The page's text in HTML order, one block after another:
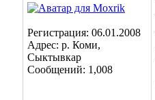
Регистрация: 06.01.2008
Адрес: р. Коми,
Сыктывкар
Сообщений: 1,008